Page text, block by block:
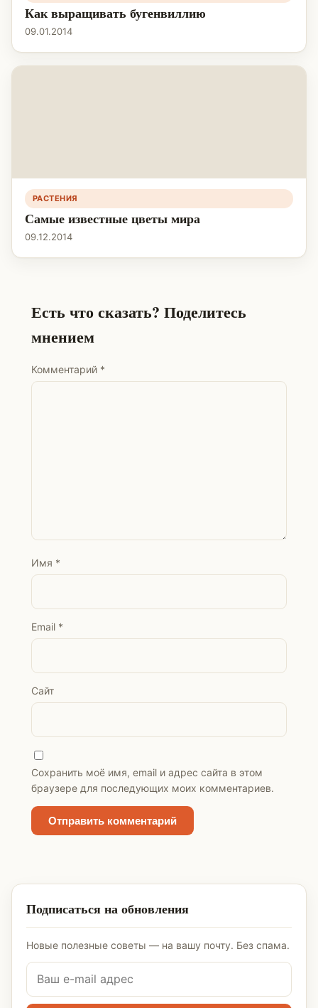
Как выращивать бугенвиллию
09.01.2014
РАСТЕНИЯ
Самые известные цветы мира
09.12.2014
Есть что сказать? Поделитесь
мнением
Комментарий *
Имя *
Email *
Сайт
Сохранить моё имя, email и адрес сайта в этом
браузере для последующих моих комментариев.
Подписаться на обновления
Новые полезные советы — на вашу почту. Без спама.